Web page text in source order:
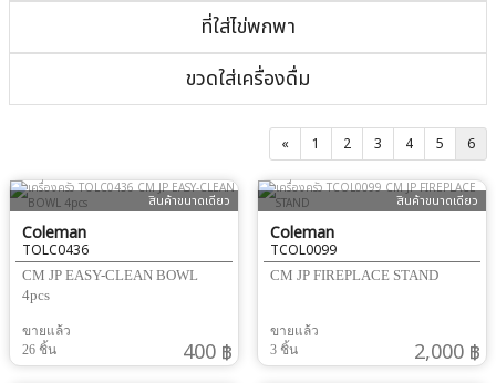
ที่ใส่ไข่พกพา
ขวดใส่เครื่องดื่ม
« 1 2 3 4 5 6
สินค้าขนาดเดียว
Coleman
TOLC0436
CM JP EASY-CLEAN BOWL
4pcs
ขายแล้ว
26 ชิ้น
400 ฿
สินค้าขนาดเดียว
Coleman
TCOL0099
CM JP FIREPLACE STAND
ขายแล้ว
3 ชิ้น
2,000 ฿